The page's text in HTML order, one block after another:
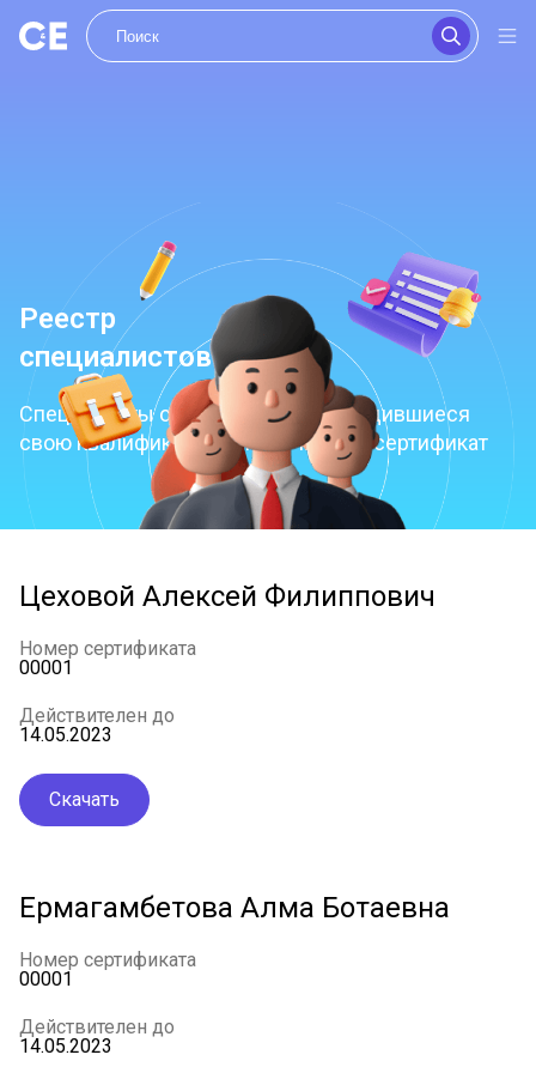
Реестр
специалистов
Специалисты официально подтвердившиеся
свою квалификацию и получившие сертификат
Цеховой Алексей Филиппович
Номер сертификата
00001
Действителен до
14.05.2023
Скачать
Ермагамбетова Алма Ботаевна
Номер сертификата
00001
Действителен до
14.05.2023